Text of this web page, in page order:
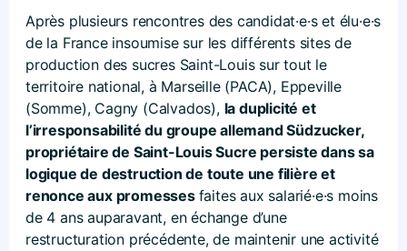
Après plusieurs rencontres des candidat·e·s et élu·e·s
de la France insoumise sur les différents sites de
production des sucres Saint-Louis sur tout le
territoire national, à Marseille (PACA), Eppeville
(Somme), Cagny (Calvados), la duplicité et
l’irresponsabilité du groupe allemand Südzucker,
propriétaire de Saint-Louis Sucre persiste dans sa
logique de destruction de toute une filière et
renonce aux promesses faites aux salarié·e·s moins
de 4 ans auparavant, en échange d’une
restructuration précédente, de maintenir une activité